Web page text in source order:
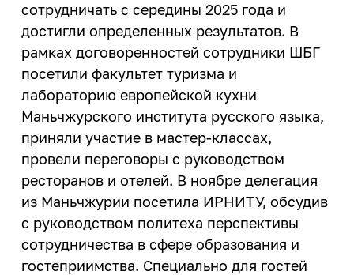
деятельности
Издательство
Информатизация
Кадровая политика
Кампус
Образовательная деятельность
Правовое обеспечение
Пресс-служба
Целевое обучение
Архив
конструктор»
Общественная жизнь
Профком студентов
Старостат ИРНИТУ
Студенческие объединения
еще...
Спорт
Базы отдыха
Спортивные сооружения
Менделеевские классы
Летние профильные школы
Летняя художественная школа
Политика обеспечения
гендерного равенства
Профком работников ИРНИТУ
Расписание занятий
Система дистанционного
обучения ИЗВО
Центр образовательных
программ магистратуры и
аспирантуры
Личный кабинет преподавателя
Медицинский осмотр
Магазин ИРНИТУ:
сотрудничать с середины 2025 года и
достигли определенных результатов. В
рамках договоренностей сотрудники ШБГ
посетили факультет туризма и
лабораторию европейской кухни
Маньчжурского института русского языка,
приняли участие в мастер-классах,
провели переговоры с руководством
ресторанов и отелей. В ноябре делегация
из Маньчжурии посетила ИРНИТУ, обсудив
с руководством политеха перспективы
сотрудничества в сфере образования и
гостеприимства. Специально для гостей